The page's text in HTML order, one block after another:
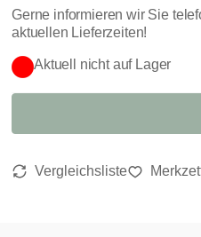
Aktuell nicht auf Lager
Gerne informieren wir Sie
aktuellen Lieferzeiten!